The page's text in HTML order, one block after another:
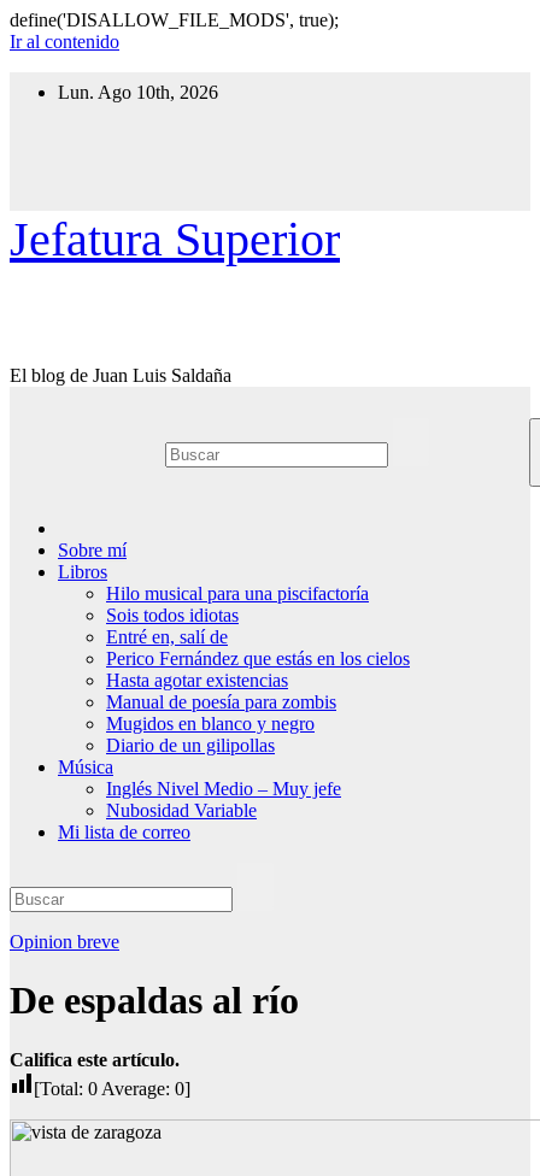
define('DISALLOW_FILE_MODS', true);
Ir al contenido
Lun. Ago 10th, 2026
Jefatura Superior
El blog de Juan Luis Saldaña
Sobre mí
Libros
Hilo musical para una piscifactoría
Sois todos idiotas
Entré en, salí de
Perico Fernández que estás en los cielos
Hasta agotar existencias
Manual de poesía para zombis
Mugidos en blanco y negro
Diario de un gilipollas
Música
Inglés Nivel Medio – Muy jefe
Nubosidad Variable
Mi lista de correo
Opinion breve
De espaldas al río
Califica este artículo.
[Total: 0 Average: 0]